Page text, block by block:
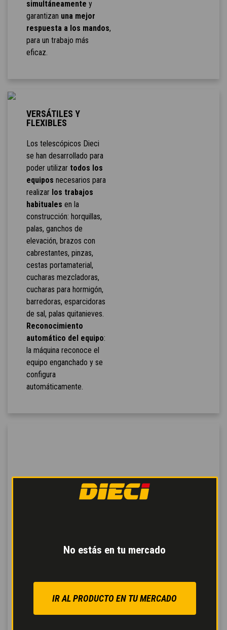
No estás en tu mercado
IR AL PRODUCTO EN TU MERCADO
simultáneamente y
garantizan una mejor
respuesta a los mandos,
para un trabajo más
eficaz.
VERSÁTILES Y
FLEXIBLES
Los telescópicos Dieci
se han desarrollado para
poder utilizar todos los
equipos necesarios para
realizar los trabajos
habituales en la
construcción: horquillas,
palas, ganchos de
elevación, brazos con
cabrestantes, pinzas,
cestas portamaterial,
cucharas mezcladoras,
cucharas para hormigón,
barredoras, esparcidoras
de sal, palas quitanieves.
Reconocimiento
automático del equipo:
la máquina reconoce el
equipo enganchado y se
configura
automáticamente.